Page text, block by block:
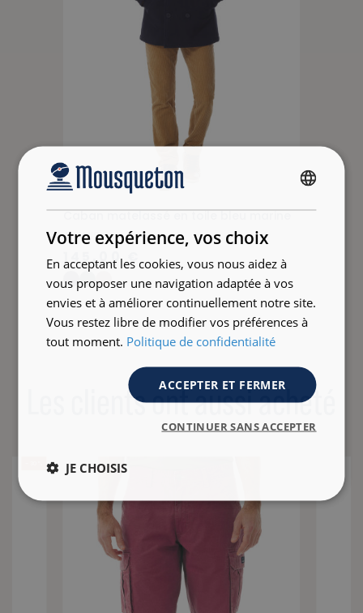
Caban matelassé en toile bleu marine
ADAMIS
145,00 €
Les clients ont aussi acheté
Votre expérience, vos choix
En acceptant les cookies, vous nous aidez à
vous proposer une navigation adaptée à vos
envies et à améliorer continuellement notre site.
Vous restez libre de modifier vos préférences à
tout moment. Politique de confidentialité
ACCEPTER ET FERMER
CONTINUER SANS ACCEPTER
JE CHOISIS